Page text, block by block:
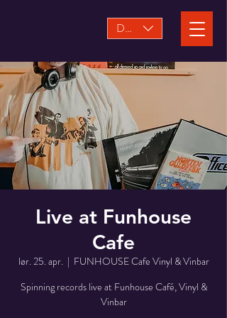
DKK (kr)
Live at Funhouse
Cafe
lør. 25. apr.
  |
FUNHOUSE Cafe Vinyl & Vinbar
Spinning records live at Funhouse Café, Vinyl &
Vinbar